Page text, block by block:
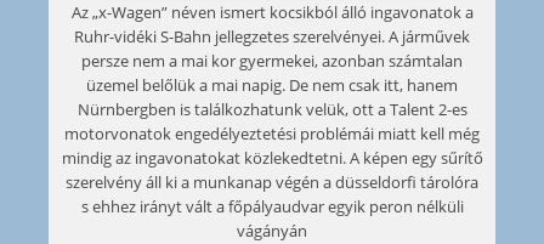
Az „x-Wagen” néven ismert kocsikból álló ingavonatok a
Ruhr-vidéki S-Bahn jellegzetes szerelvényei. A járművek
persze nem a mai kor gyermekei, azonban számtalan
üzemel belőlük a mai napig. De nem csak itt, hanem
Nürnbergben is találkozhatunk velük, ott a Talent 2-es
motorvonatok engedélyeztetési problémái miatt kell még
mindig az ingavonatokat közlekedtetni. A képen egy sűrítő
szerelvény áll ki a munkanap végén a düsseldorfi tárolóra
s ehhez irányt vált a főpályaudvar egyik peron nélküli
vágányán